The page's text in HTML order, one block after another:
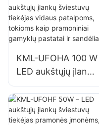
tokioms kaip
remonto dirbtuvės
ir sandėliai.
KML-UFOHA 100 W
LED aukštųjų įlankų
šviestuvų tiekėjas
vidaus patalpoms,
tokioms kaip